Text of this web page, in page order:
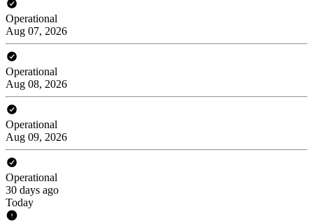
Operational
Aug 07, 2026
Operational
Aug 08, 2026
Operational
Aug 09, 2026
Operational
30 days ago
Today